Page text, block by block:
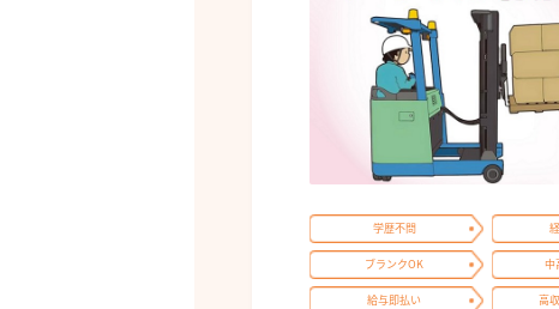
学歴不問
ブランクOK 中
給与即払い 高